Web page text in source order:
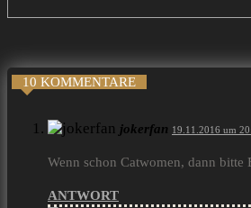
10 KOMMENTARE
jokerfan 19.11.2016 um
Wenn schon Catwomen, dann bitte
ANTWORT